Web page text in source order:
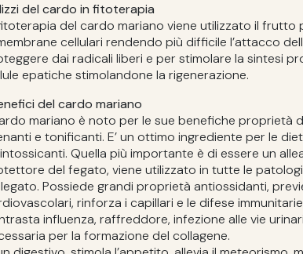
del cardo in fitoterapia
del cardo mariano viene utilizzato il frutto
cellulari rendendo più difficile l’attacco
dai radicali liberi e per stimolare la sintesi
epatiche stimolandone la rigenerazione.
del cardo mariano
mariano è noto per le sue benefiche proprietà
e tonificanti. E’ un ottimo ingrediente per le
Quella più importante è di essere un
del fegato, viene utilizzato in tutte le
Possiede grandi proprietà antiossidanti,
rinforza i capillari e le difese
influenza, raffreddore, infezione alle vie
per la formazione del collagene.